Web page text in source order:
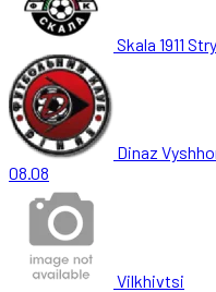
Skala 1911
Dinaz
08.08
Vilkhivtsi